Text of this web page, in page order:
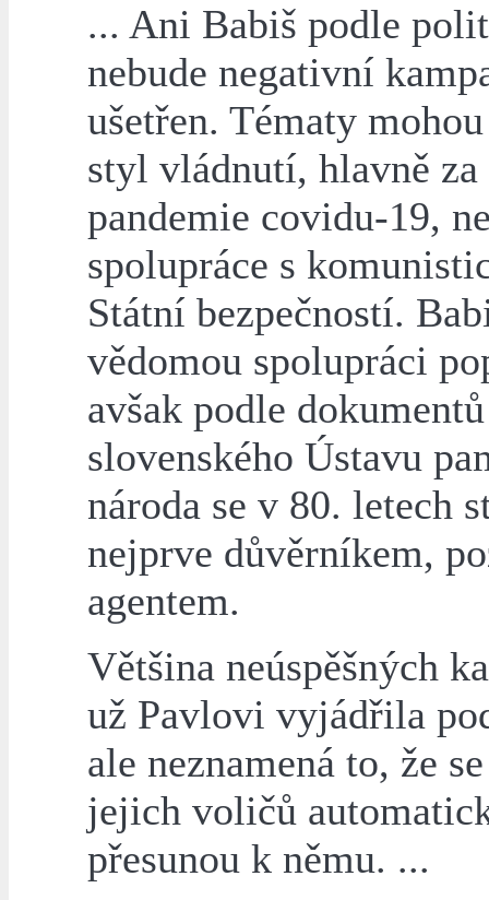
... Ani Babiš podle
nebude negativní
ušetřen. Tématy
styl vládnutí, hlavně za
pandemie covidu-19,
spolupráce s
Státní bezpečností.
vědomou spolupráci
avšak podle dokumentů
slovenského Ústavu
národa se v 80. letech
nejprve důvěrníkem,
agentem.
Většina neúspěšných
už Pavlovi vyjádřila
ale neznamená to, že
jejich voličů
přesunou k němu. ...